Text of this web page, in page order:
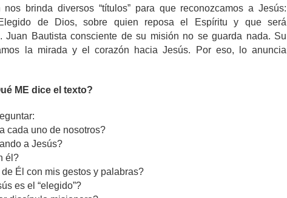
brinda diversos “títulos” para que reconozcamos a Jesús:
de Dios, sobre quien reposa el Espíritu y que será
Juan Bautista consciente de su misión no se guarda nada. Su
la mirada y el corazón hacia Jesús. Por eso, lo anuncia
ME dice el texto?
cada uno de nosotros?
a Jesús?
él?
Él con mis gestos y palabras?
es el “elegido”?